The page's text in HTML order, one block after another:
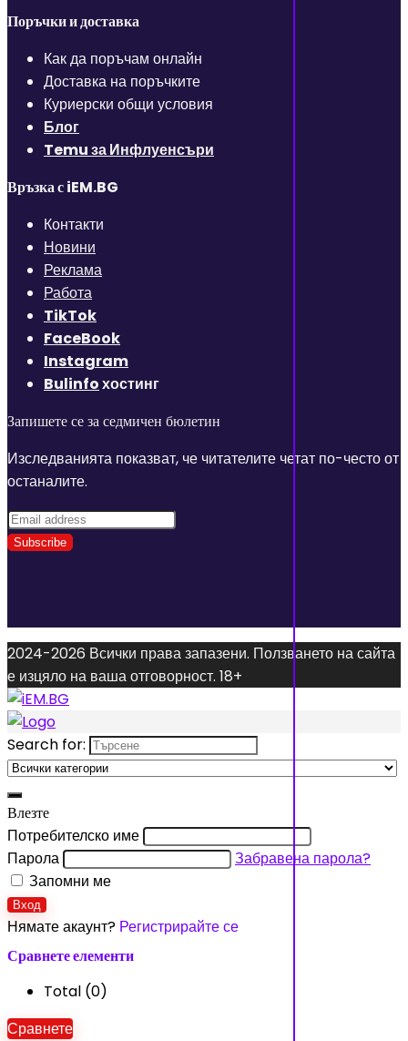
Поръчки и доставка
Как да поръчам онлайн
Доставка на поръчките
Куриерски общи условия
Блог
Temu за Инфлуенсъри
Връзка с iEM.BG
Контакти
Новини
Реклама
Работа
TikTok
FaceBook
Instagram
Bulinfoхостинг
Запишете се за седмичен бюлетин
Изследванията показват, че читателите четат по-често от
останалите.
2024-2026 Всички права запазени. Ползването на сайта
е изцяло на ваша отговорност. 18+
Search for:
Влезте
Потребителско име
Парола
Забравена парола?
Запомни ме
Вход
Нямате акаунт? Регистрирайте се
Сравнете елементи
Total (0)
Сравнете